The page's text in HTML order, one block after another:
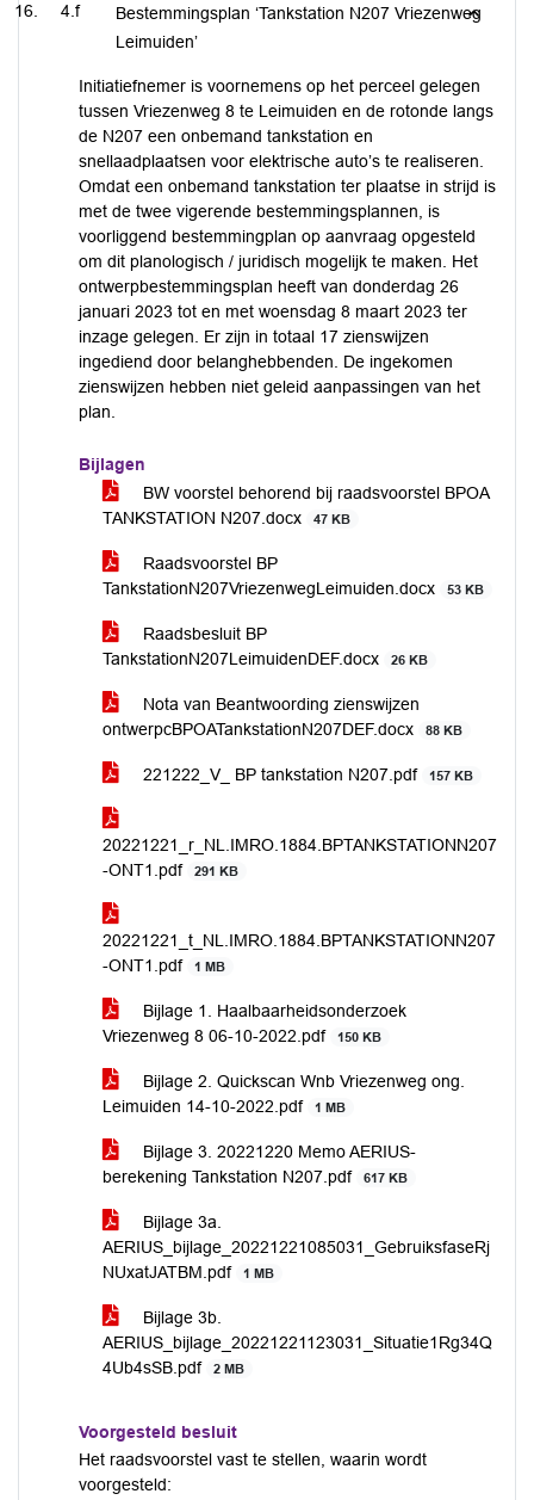
4.f
Bestemmingsplan ‘Tankstation N207 Vriezenweg
Leimuiden’
Initiatiefnemer is voornemens op het perceel gelegen
tussen Vriezenweg 8 te Leimuiden en de rotonde langs
de N207 een onbemand tankstation en
snellaadplaatsen voor elektrische auto’s te realiseren.
Omdat een onbemand tankstation ter plaatse in strijd is
met de twee vigerende bestemmingsplannen, is
voorliggend bestemmingplan op aanvraag opgesteld
om dit planologisch / juridisch mogelijk te maken. Het
ontwerpbestemmingsplan heeft van donderdag 26
januari 2023 tot en met woensdag 8 maart 2023 ter
inzage gelegen. Er zijn in totaal 17 zienswijzen
ingediend door belanghebbenden. De ingekomen
zienswijzen hebben niet geleid aanpassingen van het
plan.
Bijlagen
BW voorstel behorend bij raadsvoorstel BPOA
TANKSTATION N207.docx
47 KB
Raadsvoorstel BP
TankstationN207VriezenwegLeimuiden.docx
53 KB
Raadsbesluit BP
TankstationN207LeimuidenDEF.docx
26 KB
Nota van Beantwoording zienswijzen
ontwerpcBPOATankstationN207DEF.docx
88 KB
221222_V_ BP tankstation N207.pdf 157 KB
20221221_r_NL.IMRO.1884.BPTANKSTATIONN207
-ONT1.pdf
291 KB
20221221_t_NL.IMRO.1884.BPTANKSTATIONN207
-ONT1.pdf
1 MB
Bijlage 1. Haalbaarheidsonderzoek
Vriezenweg 8 06-10-2022.pdf
150 KB
Bijlage 2. Quickscan Wnb Vriezenweg ong.
Leimuiden 14-10-2022.pdf
1 MB
Bijlage 3. 20221220 Memo AERIUS-
berekening Tankstation N207.pdf
617 KB
Bijlage 3a.
AERIUS_bijlage_20221221085031_GebruiksfaseRj
NUxatJATBM.pdf
1 MB
Bijlage 3b.
AERIUS_bijlage_20221221123031_Situatie1Rg34Q
4Ub4sSB.pdf
2 MB
Voorgesteld besluit
Het raadsvoorstel vast te stellen, waarin wordt
voorgesteld: